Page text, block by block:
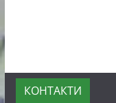
КОНТАКТИ